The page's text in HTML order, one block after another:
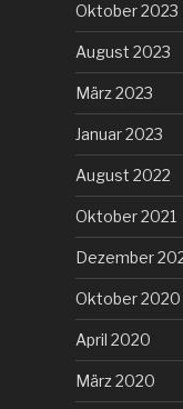
Oktober 2023
August 2023
März 2023
Januar 2023
August 2022
Oktober 2021
Dezember
Oktober 2020
April 2020
März 2020